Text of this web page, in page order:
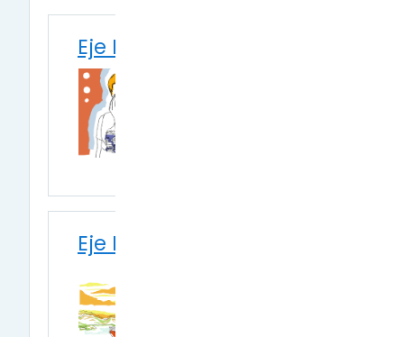
Eje Pueblos Originarios
Eje Bicontinentalidad